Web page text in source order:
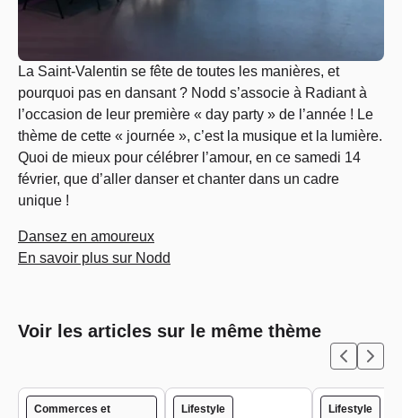
La Saint-Valentin se fête de toutes les manières, et
pourquoi pas en dansant ? Nodd s’associe à Radiant à
l’occasion de leur première « day party » de l’année ! Le
thème de cette « journée », c’est la musique et la lumière.
Quoi de mieux pour célébrer l’amour, en ce samedi 14
février, que d’aller danser et chanter dans un cadre
unique !
Dansez en amoureux
En savoir plus sur Nodd
Voir les articles sur le même thème
Commerces et
Lifestyle Lifestyle